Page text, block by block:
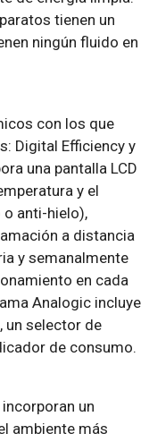
tienen un
ningún fluido en
con los que
Digital Efficiency y
una pantalla LCD
y el
anti-hielo),
a distancia
y semanalmente
en cada
Analogic incluye
un selector de
de consumo.
un
ambiente más